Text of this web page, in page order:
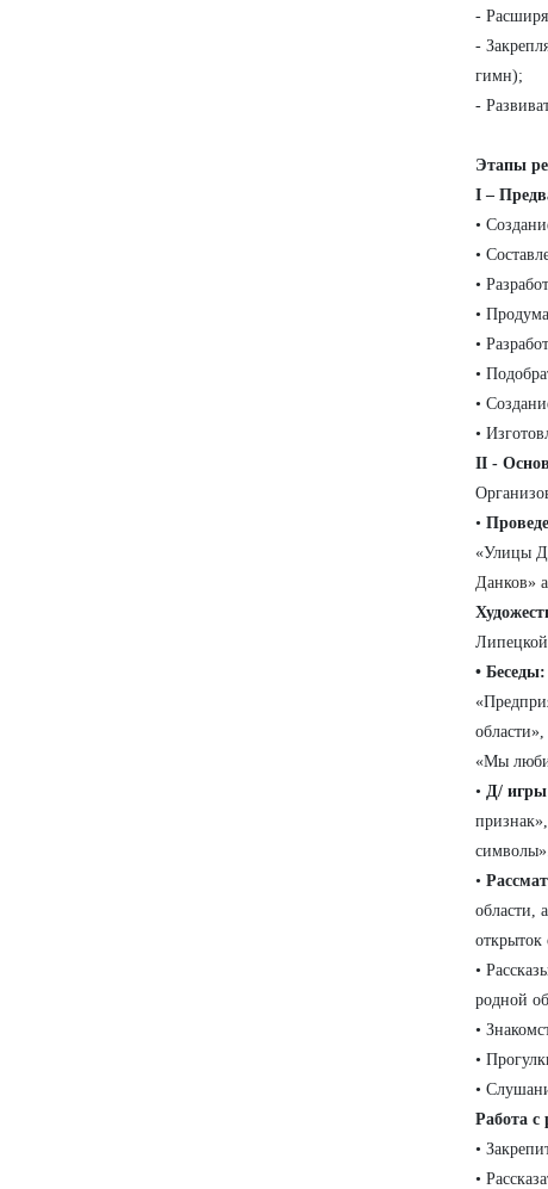
-
-
гимн);
-
Этапы
I –
•
•
•
•
•
•
•
•
II -
•
«Улицы
Данков»
• Беседы:
«Мы
• Д/ игры
•
области,
открыток
•
родной
•
•
•
Работа с
•
•